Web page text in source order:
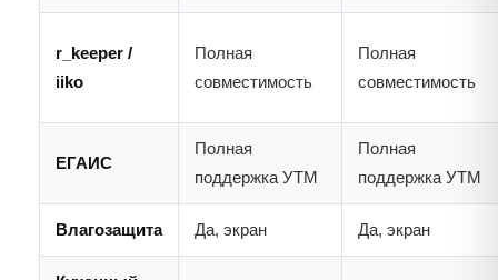
r_keeper /
iiko
Полная
совместимость
Полная
совместимость
ЕГАИС
Полная
поддержка УТМ
Полная
поддержка УТМ
Влагозащита Да, экран Да, экран